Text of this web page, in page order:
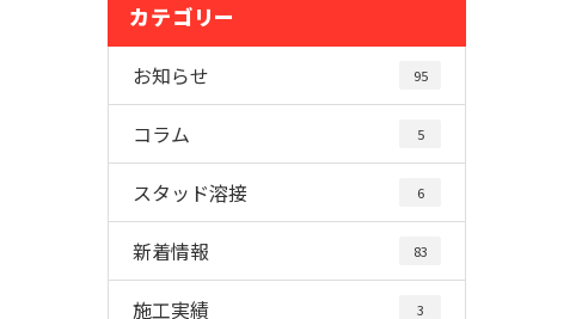
カテゴリー
お知らせ 95
コラム 5
スタッド溶接 6
新着情報 83
施工実績 3